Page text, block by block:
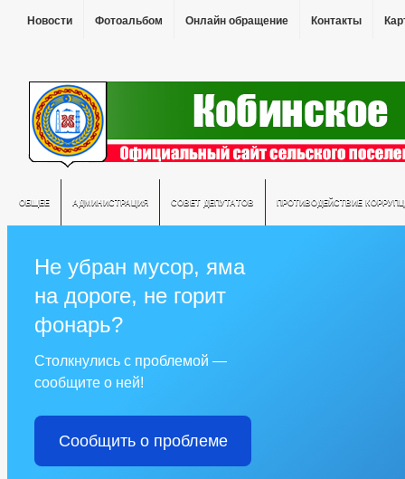
Новости Фотоальбом Онлайн обращение Контакты
ОБЩЕЕ АДМИНИСТРАЦИЯ СОВЕТ ДЕПУТАТОВ ПРОТИВОДЕЙСТВИЕ
Не убран мусор, яма
на дороге, не горит
фонарь?
Столкнулись с проблемой —
сообщите о ней!
Сообщить о проблеме